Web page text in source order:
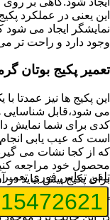
این یعنی در عملکرد
نمایشگر ایجاد می شود
وجود دارد و راحت تر می
تعمیر پکیج بوتان
این پکیج ها نیز عمدتا
می شود،قابل شناسایی
کدی برای شما نمایش
است که عیب یابی
که از کجا نشات می
محصول خود مراجعه
برای پکیج پیش بیاید
گاهی نیز هنگام خرابی
در این حالت برد موجود
تلفن تماس فوری